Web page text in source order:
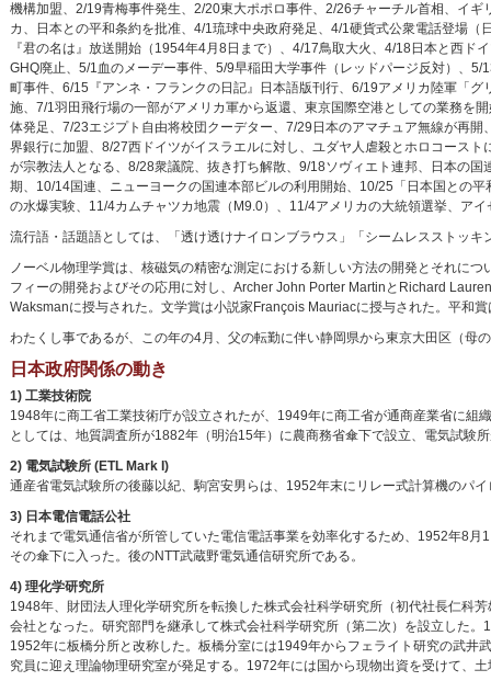
機構加盟、2/19青梅事件発生、2/20東大ポポロ事件、2/26チャーチル首相、イ
カ、日本との平和条約を批准、4/1琉球中央政府発足、4/1硬貨式公衆電話登場
『君の名は』放送開始（1954年4月8日まで）、4/17鳥取大火、4/18日本と西
GHQ廃止、5/1血のメーデー事件、5/9早稲田大学事件（レッドパージ反対）、
町事件、6/15『アンネ・フランクの日記』日本語版刊行、6/19アメリカ陸軍「
施、7/1羽田飛行場の一部がアメリカ軍から返還、東京国際空港としての業務を
体発足、7/23エジプト自由将校団クーデター、7/29日本のアマチュア無線が再
界銀行に加盟、8/27西ドイツがイスラエルに対し、ユダヤ人虐殺とホロコース
が宗教法人となる、8/28衆議院、抜き打ち解散、9/18ソヴィエト連邦、日本の
期、10/14国連、ニューヨークの国連本部ビルの利用開始、10/25「日本国との
の水爆実験、11/4カムチャツカ地震（M9.0）、11/4アメリカの大統領選挙、ア
流行語・話題語としては、「透け透けナイロンブラウス」「シームレスストッ
ノーベル物理学賞は、核磁気の精密な測定における新しい方法の開発とそれに
フィーの開発およびその応用に対し、Archer John Porter MartinとRichard
Waksmanに授与された。文学賞は小説家François Mauriacに授与された。平和
わたくし事であるが、この年の4月、父の転勤に伴い静岡県から東京大田区（母
日本政府関係の動き
1) 工業技術院
1948年に商工省工業技術庁が設立されたが、1949年に商工省が通商産業省に
としては、地質調査所が1882年（明治15年）に農商務省傘下で設立、電気試験
2) 電気試験所 (ETL Mark I)
通産省電気試験所の後藤以紀、駒宮安男らは、1952年末にリレー式計算機のパ
3) 日本電信電話公社
それまで電気通信省が所管していた電信電話事業を効率化するため、1952年8
その傘下に入った。後のNTT武蔵野電気通信研究所である。
4) 理化学研究所
1948年、財団法人理化学研究所を転換した株式会社科学研究所（初代社長仁科
会社となった。研究部門を継承して株式会社科学研究所（第二次）を設立した
1952年に板橋分所と改称した。板橋分室には1949年からフェライト研究の武
究員に迎え理論物理研究室が発足する。1972年には国から現物出資を受けて、